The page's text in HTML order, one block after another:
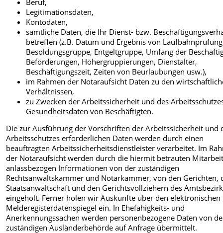
Legitimationsdaten,
Kontodaten,
sämtliche Daten, die Ihr Dienst- bzw.
betreffen (z.B. Datum und Ergebnis von
Besoldungsgruppe, Entgeltgruppe, Umfang der
Beförderungen, Höhergruppierungen, Dienstalter,
Beschäftigungszeit, Zeiten von Beurlaubungen usw.),
im Rahmen der Notaraufsicht Daten zu den
Verhältnissen,
zu Zwecken der Arbeitssicherheit und des
Gesundheitsdaten von Beschäftigten.
Die zur Ausführung der Vorschriften der Arbeitssicherheit und
Arbeitsschutzes erforderlichen Daten werden durch einen
beauftragten Arbeitssicherheitsdienstleister verarbeitet. Im
der Notaraufsicht werden durch die hiermit betrauten
anlassbezogen Informationen von der zuständigen
Rechtsanwaltskammer und Notarkammer, von den Gerichten,
Staatsanwaltschaft und den Gerichtsvollziehern des
eingeholt. Ferner holen wir Auskünfte über den elektronischen
Melderegisterdatenspiegel ein. In Ehefähigkeits- und
Anerkennungssachen werden personenbezogene Daten von
zuständigen Ausländerbehörde auf Anfrage übermittelt.